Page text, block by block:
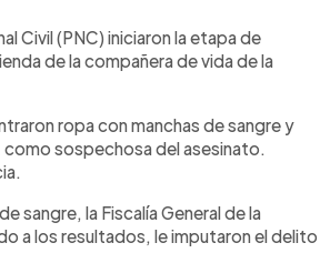
Civil (PNC) iniciaron la etapa de
de la compañera de vida de la
ropa con manchas de sangre y
como sospechosa del asesinato.
sangre, la Fiscalía General de la
a los resultados, le imputaron el delito